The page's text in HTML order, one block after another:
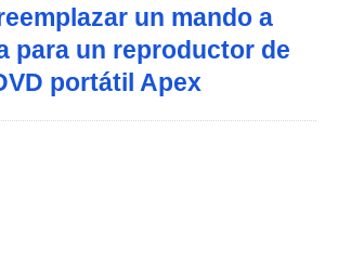
un mando a
para un reproductor de
portátil Apex